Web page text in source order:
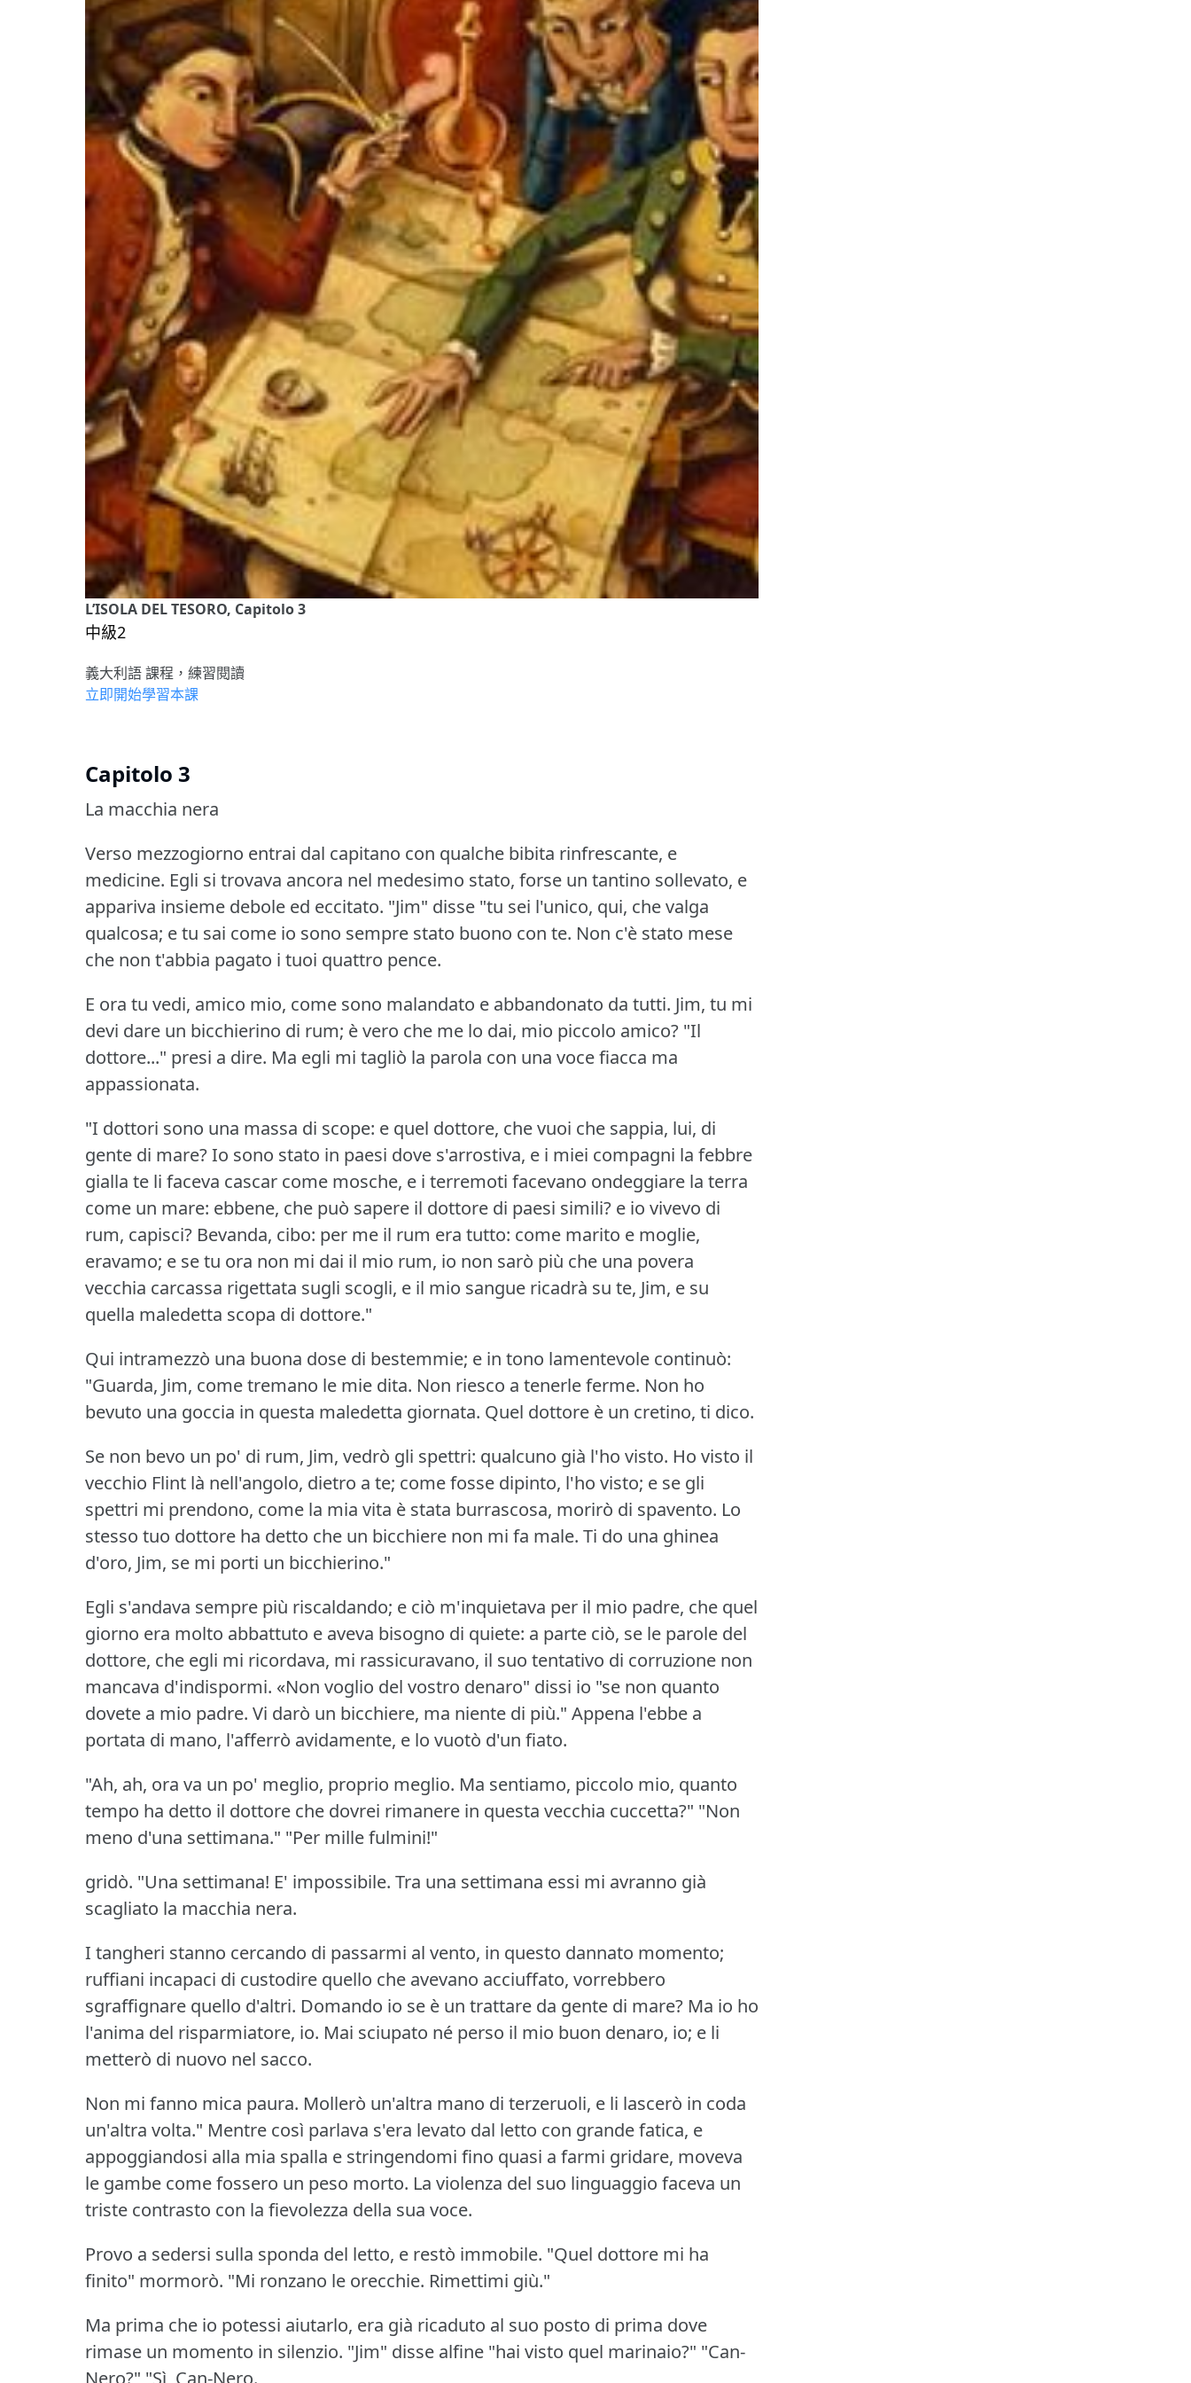
L’ISOLA DEL TESORO, Capitolo 3
中級2
義大利語 課程，練習閱讀
立即開始學習本課
Capitolo 3
La macchia nera
Verso mezzogiorno entrai dal capitano con qualche bibita rinfrescante, e
medicine. Egli si trovava ancora nel medesimo stato, forse un tantino sollevato, e
appariva insieme debole ed eccitato. "Jim" disse "tu sei l'unico, qui, che valga
qualcosa; e tu sai come io sono sempre stato buono con te. Non c'è stato mese
che non t'abbia pagato i tuoi quattro pence.
E ora tu vedi, amico mio, come sono malandato e abbandonato da tutti. Jim, tu mi
devi dare un bicchierino di rum; è vero che me lo dai, mio piccolo amico? "Il
dottore..." presi a dire. Ma egli mi tagliò la parola con una voce fiacca ma
appassionata.
"I dottori sono una massa di scope: e quel dottore, che vuoi che sappia, lui, di
gente di mare?Io sono stato in paesi dove s'arrostiva, e i miei compagni la febbre
gialla te li faceva cascar come mosche, e i terremoti facevano ondeggiare la terra
come un mare: ebbene, che può sapere il dottore di paesi simili? e io vivevo di
rum, capisci? Bevanda, cibo: per me il rum era tutto: come marito e moglie,
eravamo; e se tu ora non mi dai il mio rum, io non sarò più che una povera
vecchia carcassa rigettata sugli scogli, e il mio sangue ricadrà su te, Jim, e su
quella maledetta scopa di dottore."
Qui intramezzò una buona dose di bestemmie; e in tono lamentevole continuò:
"Guarda, Jim, come tremano le mie dita. Non riesco a tenerle ferme. Non ho
bevuto una goccia in questa maledetta giornata. Quel dottore è un cretino, ti dico.
Se non bevo un po' di rum, Jim, vedrò gli spettri: qualcuno già l'ho visto. Ho visto il
vecchio Flint là nell'angolo, dietro a te; come fosse dipinto, l'ho visto; e se gli
spettri mi prendono, come la mia vita è stata burrascosa, morirò di spavento. Lo
stesso tuo dottore ha detto che un bicchiere non mi fa male. Ti do una ghinea
d'oro, Jim, se mi porti un bicchierino."
Egli s'andava sempre più riscaldando; e ciò m'inquietava per il mio padre, che quel
giorno era molto abbattuto e aveva bisogno di quiete: a parte ciò, se le parole del
dottore, che egli mi ricordava, mi rassicuravano, il suo tentativo di corruzione non
mancava d'indispormi. «Non voglio del vostro denaro" dissi io "se non quanto
dovete a mio padre. Vi darò un bicchiere, ma niente di più." Appena l'ebbe a
portata di mano, l'afferrò avidamente, e lo vuotò d'un fiato.
"Ah, ah, ora va un po' meglio, proprio meglio. Ma sentiamo, piccolo mio, quanto
tempo ha detto il dottore che dovrei rimanere in questa vecchia cuccetta?" "Non
meno d'una settimana." "Per mille fulmini!"
gridò. "Una settimana! E' impossibile. Tra una settimana essi mi avranno già
scagliato la macchia nera.
I tangheri stanno cercando di passarmi al vento, in questo dannato momento;
ruffiani incapaci di custodire quello che avevano acciuffato, vorrebbero
sgraffignare quello d'altri. Domando io se è un trattare da gente di mare? Ma io ho
l'anima del risparmiatore, io. Mai sciupato né perso il mio buon denaro, io; e li
metterò di nuovo nel sacco.
Non mi fanno mica paura. Mollerò un'altra mano di terzeruoli, e li lascerò in coda
un'altra volta." Mentre così parlava s'era levato dal letto con grande fatica, e
appoggiandosi alla mia spalla e stringendomi fino quasi a farmi gridare, moveva
le gambe come fossero un peso morto. La violenza del suo linguaggio faceva un
triste contrasto con la fievolezza della sua voce.
Provo a sedersi sulla sponda del letto, e restò immobile. "Quel dottore mi ha
finito" mormorò. "Mi ronzano le orecchie. Rimettimi giù."
Ma prima che io potessi aiutarlo, era già ricaduto al suo posto di prima dove
rimase un momento in silenzio. "Jim" disse alfine "hai visto quel marinaio?" "Can-